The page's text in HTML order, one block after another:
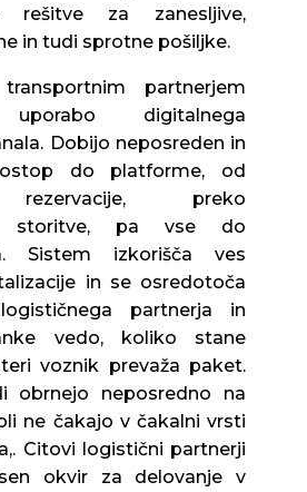
rešitve za zanesljive,
in tudi sprotne pošiljke.
partnerjem
uporabo digitalnega
Dobijo neposreden in
do platforme, od
preko
storitve, pa vse do
Sistem izkorišča ves
in se osredotoča
partnerja in
vedo, koliko stane
voznik prevaža paket.
obrnejo neposredno na
ne čakajo v čakalni vrsti
Citovi logistični partnerji
okvir za delovanje v